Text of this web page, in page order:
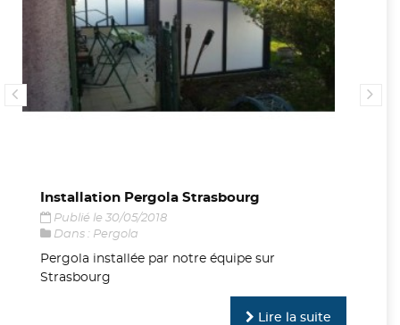
Installation Pergola Strasbourg
Publié le 30/05/2018
Dans : Pergola
Pergola installée par notre équipe sur
Strasbourg
Lire la suite